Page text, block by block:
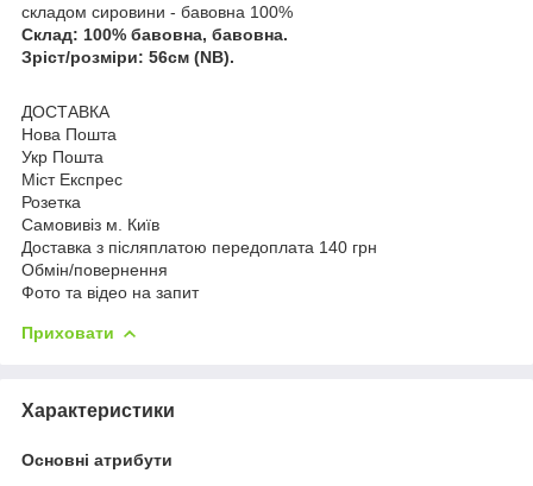
складом сировини - бавовна 100%
Склад: 100% бавовна, бавовна.
Зріст/розміри: 56см (NB).
ДОСТАВКА
Нова Пошта
Укр Пошта
Міст Експрес
Розетка
Самовивіз м. Київ
Доставка з післяплатою передоплата 140 грн
Обмін/повернення
Фото та відео на запит
Приховати
Характеристики
Основні атрибути